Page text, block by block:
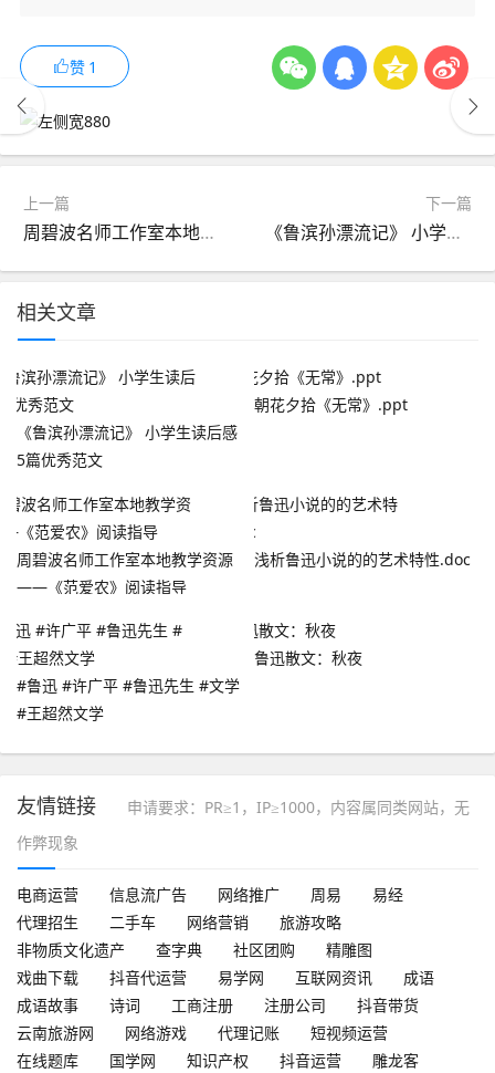
赞 1
上一篇
周碧波名师工作室本地教学资源——《范爱农》阅读指导
下一篇
《鲁滨孙漂流记》 小学生读后感5篇优秀范文
相关文章
《鲁滨孙漂流记》 小学生读后感
5篇优秀范文
朝花夕拾《无常》.ppt
周碧波名师工作室本地教学资源
——《范爱农》阅读指导
浅析鲁迅小说的的艺术特性.doc
#鲁迅 #许广平 #鲁迅先生 #文学
#王超然文学
鲁迅散文：秋夜
友情链接
申请要求：PR≥1，IP≥1000，内容属同类网站，无
作弊现象
电商运营 信息流广告 网络推广 周易
易经
代理招生
二手车 网络营销
旅游攻略
非物质文化遗产
查字典 社区团购
精雕图
戏曲下载
抖音代运营 易学网 互联网资讯
成语
成语故事
诗词 工商注册 注册公司
抖音带货
云南旅游网
网络游戏 代理记账
短视频运营
在线题库
国学网 知识产权 抖音运营
雕龙客